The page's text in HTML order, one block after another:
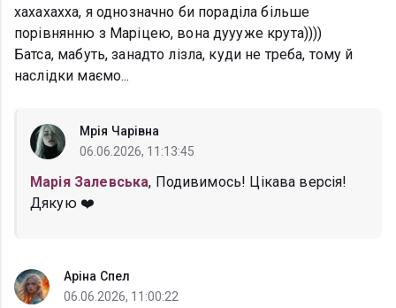
хахахахха, я однозначно би пораділа більше
порівнянню з Маріцею, вона дуууже крута))))
Батса, мабуть, занадто лізла, куди не треба, тому й
наслідки маємо...
Мрія Чарівна
06.06.2026, 11:13:45
Марія Залевська, Подивимось! Цікава версія!
Дякую ❤️
Аріна Спел
06.06.2026, 11:00:22